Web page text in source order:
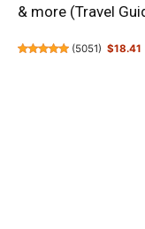
& more (Travel
(5051) $18.41